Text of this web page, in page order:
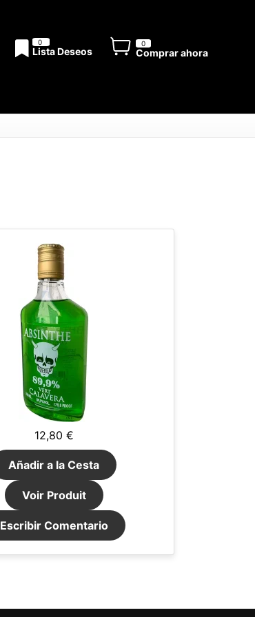
0
Lista Deseos
0
Comprar ahora
12,80 €
Añadir a la Cesta
Voir Produit
Escribir Comentario